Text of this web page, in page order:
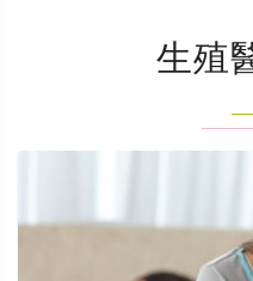
生殖